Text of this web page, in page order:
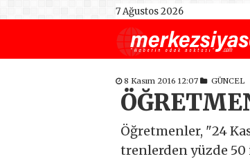
7 Ağustos 2026
8 Kasım 2016 12:07 GÜNCEL
Öğretmenler, "24
trenlerden yüzde